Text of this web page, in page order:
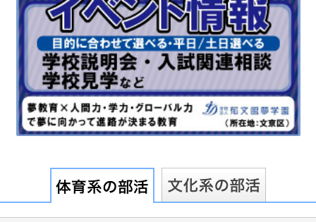
最近見た学校
拓殖大学第一高等学校
ブックマークした学校
ブックマークした学校はありません